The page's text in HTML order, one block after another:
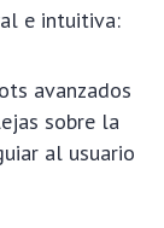
e intuitiva:
avanzados
sobre la
al usuario